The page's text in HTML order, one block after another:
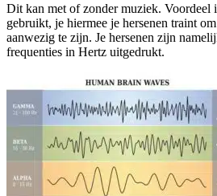
Dit kan met of zonder muziek. Voordeel
gebruikt, je hiermee je hersenen traint
aanwezig te zijn. Je hersenen zijn
frequenties in Hertz uitgedrukt.